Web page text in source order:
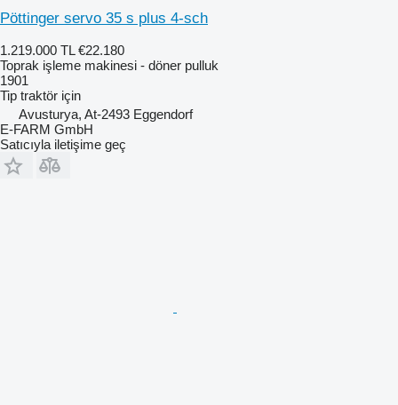
Pöttinger servo 35 s plus 4-sch
1.219.000 TL €22.180
Toprak işleme makinesi - döner pulluk
1901
Tip traktör için
Avusturya, At-2493 Eggendorf
E-FARM GmbH
Satıcıyla iletişime geç